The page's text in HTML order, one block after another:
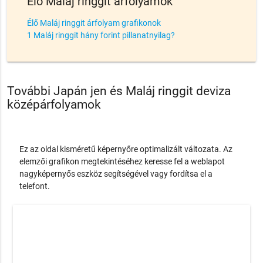
Élő Maláj ringgit árfolyam grafikonok
1 Maláj ringgit hány forint pillanatnyilag?
További Japán jen és Maláj ringgit deviza
középárfolyamok
Ez az oldal kisméretű képernyőre optimalizált változata. Az
elemzői grafikon megtekintéséhez keresse fel a weblapot
nagyképernyős eszköz segítségével vagy fordítsa el a
telefont.